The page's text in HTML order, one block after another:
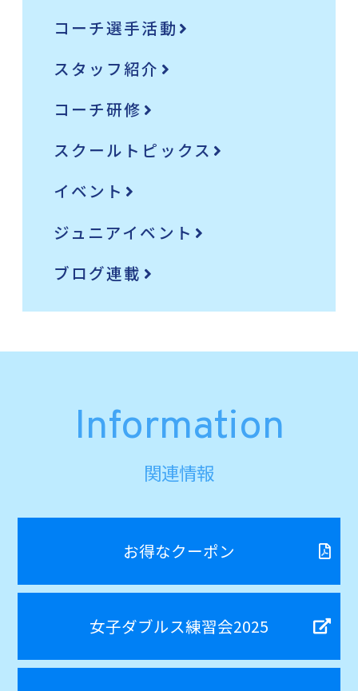
コーチ選手活動
スタッフ紹介
コーチ研修
スクールトピックス
イベント
ジュニアイベント
ブログ連載
Information
関連情報
お得なクーポン
女子ダブルス練習会2025